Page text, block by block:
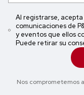
Al registrarse,
comunicaciones de
y eventos que ellos
Puede retirar su
Nos comprometemos